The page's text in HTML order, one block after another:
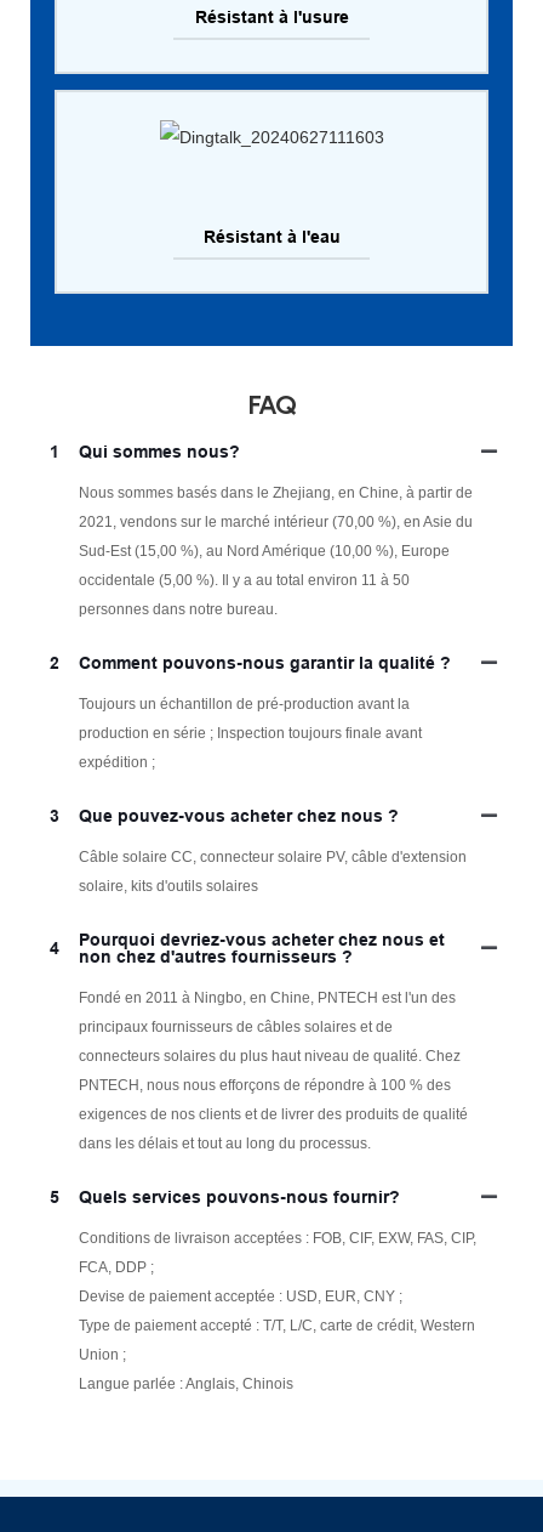
Résistant à l'usure
Résistant à l'eau
FAQ
1 Qui sommes nous?
Nous sommes basés dans le Zhejiang, en Chine, à partir de
2021, vendons sur le marché intérieur (70,00 %), en Asie du
Sud-Est (15,00 %), au Nord Amérique (10,00 %), Europe
occidentale (5,00 %). Il y a au total environ 11 à 50
personnes dans notre bureau.
2 Comment pouvons-nous garantir la qualité ?
Toujours un échantillon de pré-production avant la
production en série ; Inspection toujours finale avant
expédition ;
3 Que pouvez-vous acheter chez nous ?
Câble solaire CC, connecteur solaire PV, câble d'extension
solaire, kits d'outils solaires
4
Pourquoi devriez-vous acheter chez nous et
non chez d'autres fournisseurs ?
Fondé en 2011 à Ningbo, en Chine, PNTECH est l'un des
principaux fournisseurs de câbles solaires et de
connecteurs solaires du plus haut niveau de qualité. Chez
PNTECH, nous nous efforçons de répondre à 100 % des
exigences de nos clients et de livrer des produits de qualité
dans les délais et tout au long du processus.
5 Quels services pouvons-nous fournir?
Conditions de livraison acceptées : FOB, CIF, EXW, FAS, CIP,
FCA, DDP ;
Devise de paiement acceptée : USD, EUR, CNY ;
Type de paiement accepté : T/T, L/C, carte de crédit, Western
Union ;
Langue parlée : Anglais, Chinois